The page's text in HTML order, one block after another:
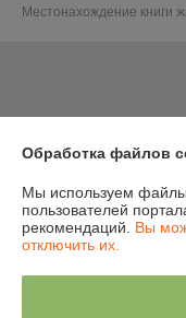
Местонахождение книги
Обработка файлов
Мы используем файлы
пользователей
рекомендаций. Вы
отключить их.